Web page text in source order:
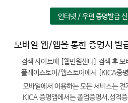
인터넷 / 우편 증명발급 신
모바일 웹/앱을 통한 증명서 발
검색 사이트에 [웹민원센터] 검색 후 모
플레이스토어/앱스토어에서 [KICA증
모바일에서 이용하는 모든 서비스는
KICA 증명앱에서는 졸업증명서,성적